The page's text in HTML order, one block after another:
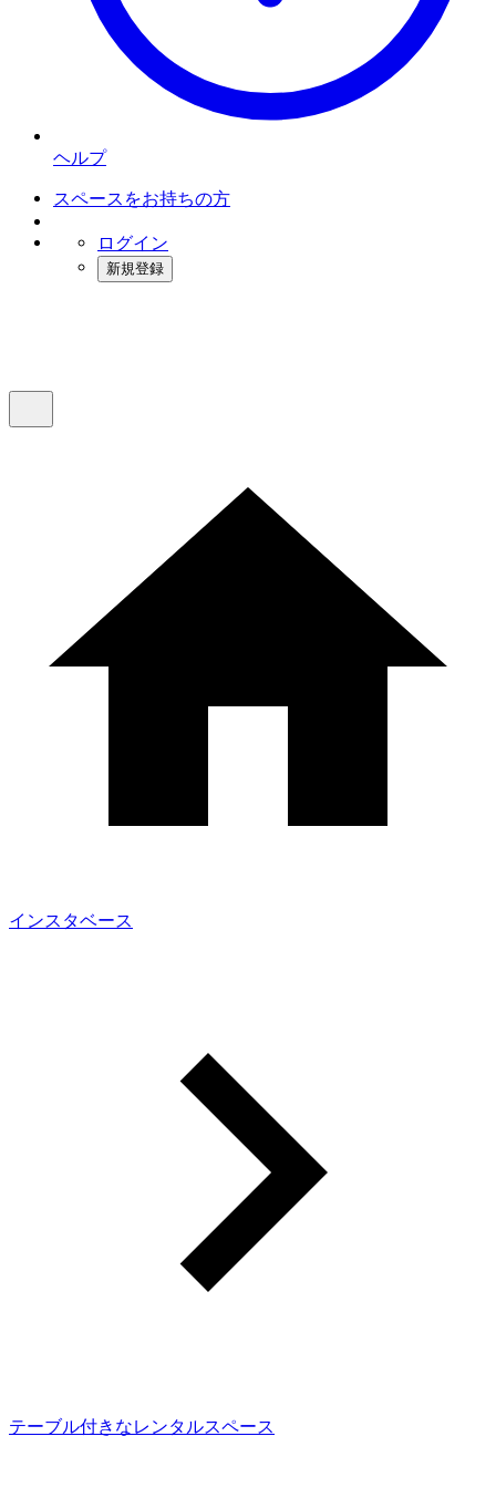
ヘルプ
スペースをお持ちの方
ログイン
新規登録
インスタベース
テーブル付きなレンタルスペース